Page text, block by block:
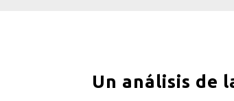
Un análisis de